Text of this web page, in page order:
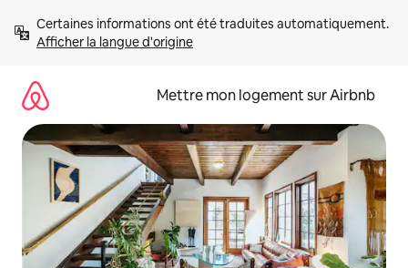
directement
Afficher la langue d'origine
Mettre mon logement sur Airbnb